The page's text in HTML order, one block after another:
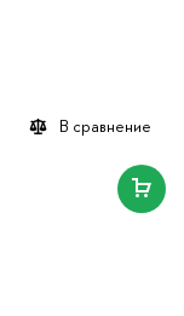
В сравнение